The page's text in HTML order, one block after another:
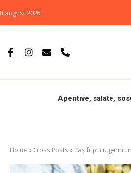
8 august 2026
Aperitive, salate,
Home » Cross Posts » Caș fript cu